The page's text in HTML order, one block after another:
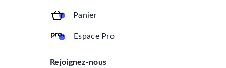
Panier
Espace Pro
Rejoignez-nous